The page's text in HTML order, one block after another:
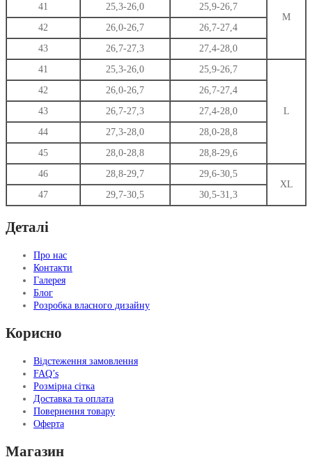
M
41 25,3-26,0
25,9-26,7
42
26,0-26,7
26,7-27,4
43
26,7-27,3
27,4-28,0
41
25,3-26,0 25,9-26,7
L
42 26,0-26,7
26,7-27,4
43
26,7-27,3
27,4-28,0
44
27,3-28,0
28,0-28,8
45
28,0-28,8
28,8-29,6
46
28,8-29,7
29,6-30,5
XL
47
29,7-30,5 30,5-31,3
Деталі
Про нас
Контакти
Галерея
Блог
Розробка власного дизайну
Корисно
Відстеження замовлення
FAQ’s
Розмірна сітка
Доставка та оплата
Повернення товару
Оферта
Магазин